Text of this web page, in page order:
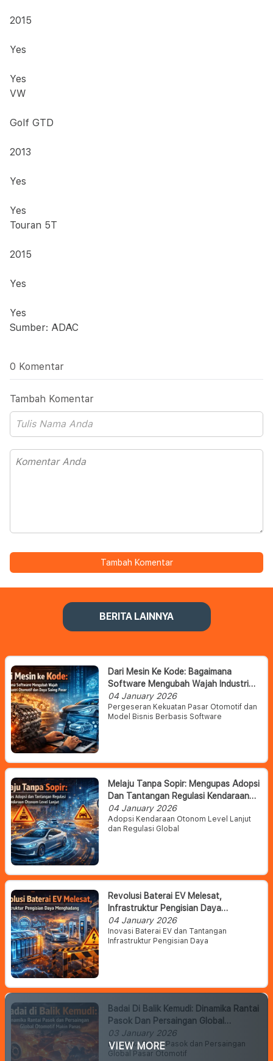
2015
Yes
Yes
VW
Golf GTD
2013
Yes
Yes
Touran 5T
2015
Yes
Yes
Sumber: ADAC
0 Komentar
Tambah Komentar
Tambah Komentar
BERITA LAINNYA
Dari Mesin Ke Kode: Bagaimana
Software Mengubah Wajah Industri
Otomotif Dan Daya Saing Pasar
04 January 2026
Pergeseran Kekuatan Pasar Otomotif dan
Model Bisnis Berbasis Software
Melaju Tanpa Sopir: Mengupas Adopsi
Dan Tantangan Regulasi Kendaraan
Otonom Level Lanjut
04 January 2026
Adopsi Kendaraan Otonom Level Lanjut
dan Regulasi Global
Revolusi Baterai EV Melesat,
Infrastruktur Pengisian Daya
Menghadang
04 January 2026
Inovasi Baterai EV dan Tantangan
Infrastruktur Pengisian Daya
Badai Di Balik Kemudi: Dinamika Rantai
Pasok Dan Persaingan Global
Otomotif Makin Panas
03 January 2026
Dinamika Rantai Pasok dan Persaingan
Global Pasar Otomotif
VIEW MORE